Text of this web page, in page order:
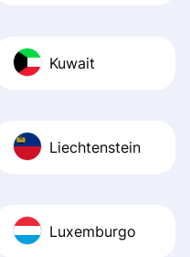
Kuwait
Liechtenstein
Luxemburgo